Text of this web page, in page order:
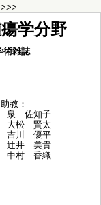
学分野
術雑誌
助教：
泉 佐知子
大松 賢太
吉川 優平
辻井 美貴
中村 香織